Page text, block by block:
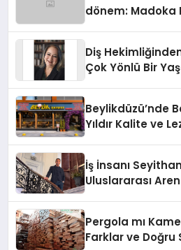
dönem: Madoka
Diş
Çok Yönlü Bir
Beylikdüzü’nde
Yıldır Kalite ve
İş İnsanı
Uluslararası
Pergola mı
Farklar ve Doğru